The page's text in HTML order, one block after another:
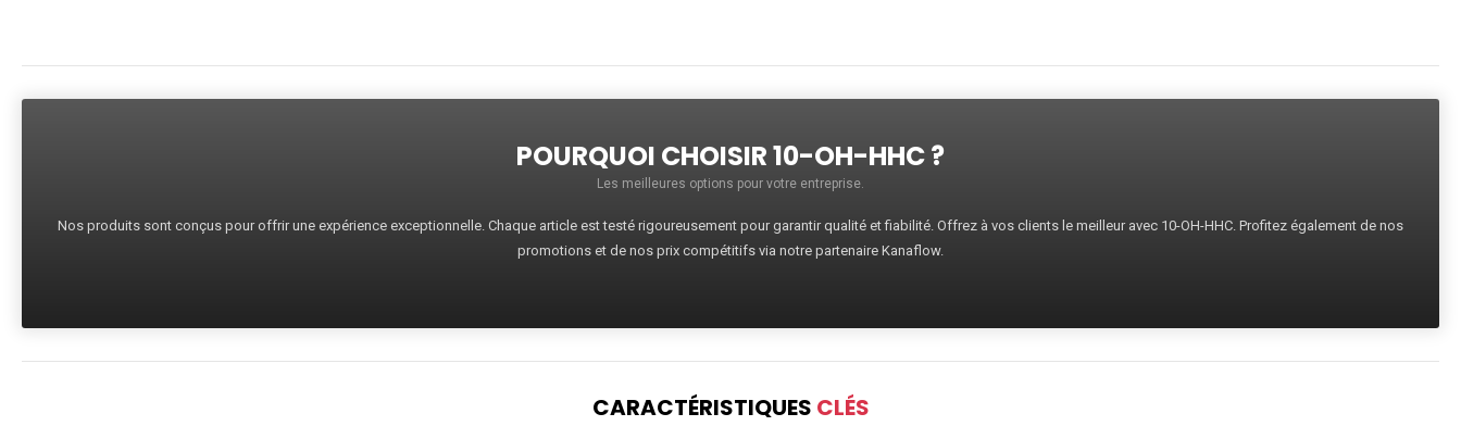
POURQUOI CHOISIR 10-OH-HHC ?
Les meilleures options pour votre entreprise.
Nos produits sont conçus pour offrir une expérience exceptionnelle. Chaque article est testé rigoureusement pour garantir qualité et fiabilité. Offrez à vos clients le meilleur avec 10-OH-HHC. Profitez également de nos
promotions et de nos prix compétitifs via notre partenaire Kanaflow.
CARACTÉRISTIQUES CLÉS